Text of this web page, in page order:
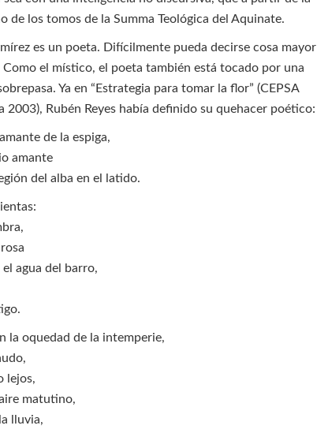
de los tomos de la Summa Teológica del Aquinate.
es un poeta. Difícilmente pueda decirse cosa mayor
Como el místico, el poeta también está tocado por una
Ya en “Estrategia para tomar la flor” (CEPSA
2003), Rubén Reyes había definido su quehacer poético:
de la espiga,
amante
del alba en el latido.
agua del barro,
la oquedad de la intemperie,
lejos,
matutino,
lluvia,